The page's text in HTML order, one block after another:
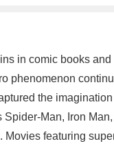
in comic books
phenomenon
the
Man, Iron
Movies featuring